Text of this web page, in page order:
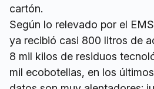
cartón.
Según lo relevado por el
ya recibió casi 800 litros de
8 mil kilos de residuos
mil ecobotellas, en los